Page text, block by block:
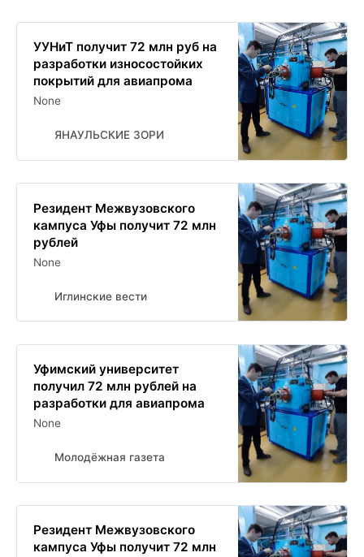
УУНиТ получит 72 млн руб на
разработки износостойких
покрытий для авиапрома
None
ЯНАУЛЬСКИЕ ЗОРИ
Резидент Межвузовского
кампуса Уфы получит 72 млн
рублей
None
Иглинские вести
Уфимский университет
получил 72 млн рублей на
разработки для авиапрома
None
Молодёжная газета
Резидент Межвузовского
кампуса Уфы получит 72 млн